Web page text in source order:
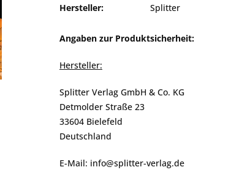
Hersteller:
Splitter
Angaben zur Produktsicherheit:
Hersteller:
Splitter Verlag GmbH & Co. KG
Detmolder Straße 23
33604 Bielefeld
Deutschland
E-Mail: info@splitter-verlag.de